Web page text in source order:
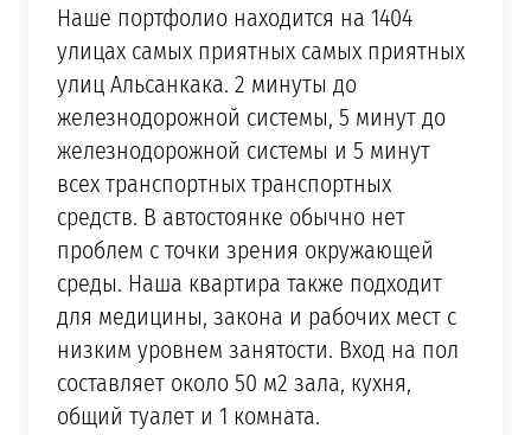
Наше портфолио находится на 1404
улицах самых приятных самых приятных
улиц Альсанкака. 2 минуты до
железнодорожной системы, 5 минут до
железнодорожной системы и 5 минут
всех транспортных транспортных
средств. В автостоянке обычно нет
проблем с точки зрения окружающей
среды. Наша квартира также подходит
для медицины, закона и рабочих мест с
низким уровнем занятости. Вход на пол
составляет около 50 м2 зала, кухня,
общий туалет и 1 комната.